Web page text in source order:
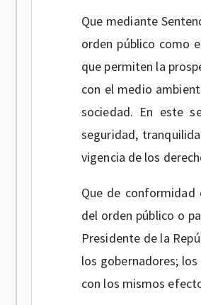
Que mediante
orden público como
que permiten la
con el medio
sociedad. En este
seguridad,
vigencia de los
Que de conformidad
del orden público o
Presidente de la
los gobernadores;
con los mismos